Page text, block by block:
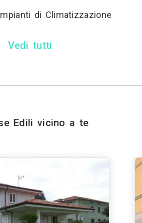
di Climatizzazione
Vedi tutti
Edili vicino a te